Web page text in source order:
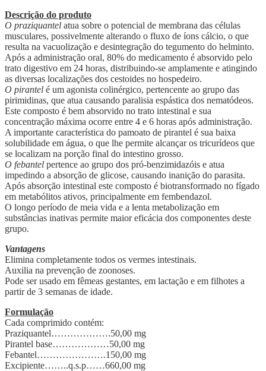
Descrição do produto
O praziquantel atua sobre o potencial de membrana das células
musculares, possivelmente alterando o fluxo de íons cálcio, o que
resulta na vacuolização e desintegração do tegumento do helminto.
Após a administração oral, 80% do medicamento é absorvido pelo
trato digestivo em 24 horas, distribuindo-se amplamente e atingindo
as diversas localizações dos cestoides no hospedeiro.
O pirantel é um agonista colinérgico, pertencente ao grupo das
pirimidinas, que atua causando paralisia espástica dos nematódeos.
Este composto é bem absorvido no trato intestinal e sua
concentração máxima ocorre entre 4 e 6 horas após administração.
A importante característica do pamoato de pirantel é sua baixa
solubilidade em água, o que lhe permite alcançar os tricurídeos que
se localizam na porção final do intestino grosso.
O febantel pertence ao grupo dos pró-benzimidazóis e atua
impedindo a absorção de glicose, causando inanição do parasita.
Após absorção intestinal este composto é biotransformado no fígado
em metabólitos ativos, principalmente em fembendazol.
O longo período de meia vida e a lenta metabolização em
substâncias inativas permite maior eficácia dos componentes deste
grupo.
Vantagens
Elimina completamente todos os vermes intestinais.
Auxilia na prevenção de zoonoses.
Pode ser usado em fêmeas gestantes, em lactação e em filhotes a
partir de 3 semanas de idade.
Formulação
Cada comprimido contém:
Praziquantel……………….50,00 mg
Pirantel base………………50,00 mg
Febantel………………….150,00 mg
Excipiente……..q.s.p……660,00 mg